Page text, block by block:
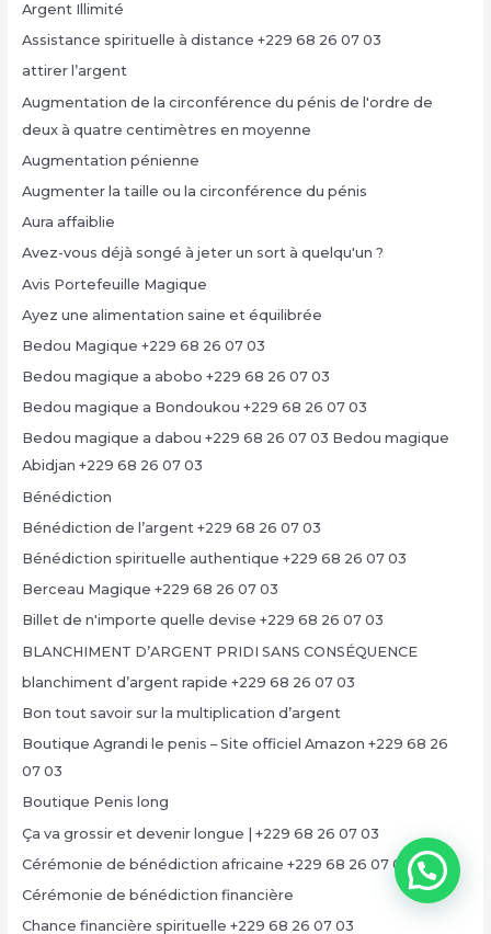
Argent Illimité
Assistance spirituelle à distance +229 68 26 07 03
attirer l’argent
Augmentation de la circonférence du pénis de l'ordre de
deux à quatre centimètres en moyenne
Augmentation pénienne
Augmenter la taille ou la circonférence du pénis
Aura affaiblie
Avez-vous déjà songé à jeter un sort à quelqu'un ?
Avis Portefeuille Magique
Ayez une alimentation saine et équilibrée
Bedou Magique +229 68 26 07 03
Bedou magique a abobo +229 68 26 07 03
Bedou magique a Bondoukou +229 68 26 07 03
Bedou magique a dabou +229 68 26 07 03 Bedou magique
Abidjan +229 68 26 07 03
Bénédiction
Bénédiction de l’argent +229 68 26 07 03
Bénédiction spirituelle authentique +229 68 26 07 03
Berceau Magique +229 68 26 07 03
Billet de n'importe quelle devise +229 68 26 07 03
BLANCHIMENT D’ARGENT PRIDI SANS CONSÉQUENCE
blanchiment d’argent rapide +229 68 26 07 03
Bon tout savoir sur la multiplication d’argent
Boutique Agrandi le penis – Site officiel Amazon +229 68 26
07 03
Boutique Penis long
Ça va grossir et devenir longue | +229 68 26 07 03
Cérémonie de bénédiction africaine +229 68 26 07 03
Cérémonie de bénédiction financière
Chance financière spirituelle +229 68 26 07 03